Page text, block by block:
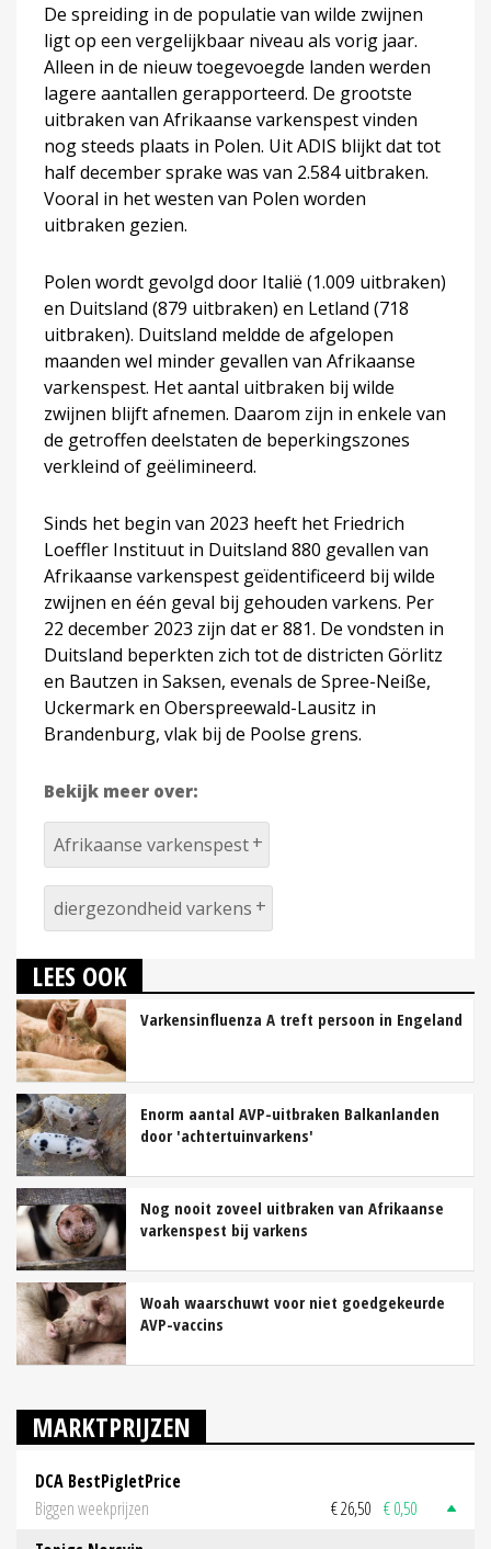
De spreiding in de populatie van wilde zwijnen
ligt op een vergelijkbaar niveau als vorig jaar.
Alleen in de nieuw toegevoegde landen werden
lagere aantallen gerapporteerd. De grootste
uitbraken van Afrikaanse varkenspest vinden
nog steeds plaats in Polen. Uit ADIS blijkt dat tot
half december sprake was van 2.584 uitbraken.
Vooral in het westen van Polen worden
uitbraken gezien.
Polen wordt gevolgd door Italië (1.009 uitbraken)
en Duitsland (879 uitbraken) en Letland (718
uitbraken). Duitsland meldde de afgelopen
maanden wel minder gevallen van Afrikaanse
varkenspest. Het aantal uitbraken bij wilde
zwijnen blijft afnemen. Daarom zijn in enkele van
de getroffen deelstaten de beperkingszones
verkleind of geëlimineerd.
Sinds het begin van 2023 heeft het Friedrich
Loeffler Instituut in Duitsland 880 gevallen van
Afrikaanse varkenspest geïdentificeerd bij wilde
zwijnen en één geval bij gehouden varkens. Per
22 december 2023 zijn dat er 881. De vondsten in
Duitsland beperkten zich tot de districten Görlitz
en Bautzen in Saksen, evenals de Spree-Neiße,
Uckermark en Oberspreewald-Lausitz in
Brandenburg, vlak bij de Poolse grens.
Bekijk meer over:
Afrikaanse varkenspest
diergezondheid varkens
LEES OOK
Varkensinfluenza A treft persoon in Engeland
Enorm aantal AVP-uitbraken Balkanlanden
door 'achtertuinvarkens'
Nog nooit zoveel uitbraken van Afrikaanse
varkenspest bij varkens
Woah waarschuwt voor niet goedgekeurde
AVP-vaccins
MARKTPRIJZEN
DCA BestPigletPrice
Biggen weekprijzen
€ 26,50 € 0,50